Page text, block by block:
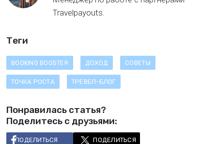
Travelpayouts.
Теги
BOOKING BOOSTER ДОХОД СОВЕТЫ
ТОЧКА РОСТА ТРЕВЕЛ-БЛОГ
Понравилась статья?
Поделитесь с друзьями:
ПОДЕЛИТЬСЯ ПОДЕЛИТЬСЯ